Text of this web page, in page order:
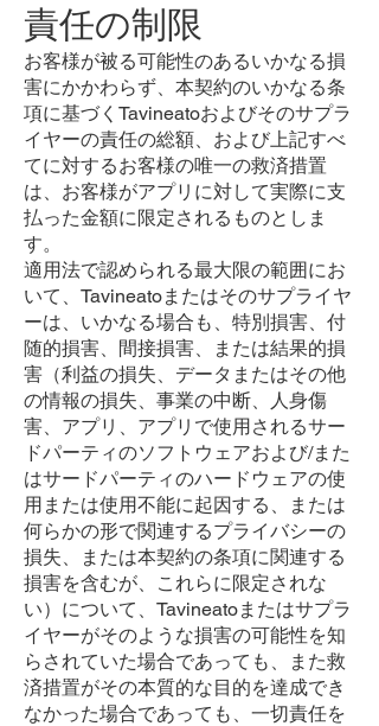
責任の制限
お客様が被る可能性のあるいかなる損
害にかかわらず、本契約のいかなる条
項に基づくTavineatoおよびそのサプラ
イヤーの責任の総額、および上記すべ
てに対するお客様の唯一の救済措置
は、お客様がアプリに対して実際に支
払った金額に限定されるものとしま
す。
適用法で認められる最大限の範囲にお
いて、Tavineatoまたはそのサプライヤ
ーは、いかなる場合も、特別損害、付
随的損害、間接損害、または結果的損
害（利益の損失、データまたはその他
の情報の損失、事業の中断、人身傷
害、アプリ、アプリで使用されるサー
ドパーティのソフトウェアおよび/また
はサードパーティのハードウェアの使
用または使用不能に起因する、または
何らかの形で関連するプライバシーの
損失、または本契約の条項に関連する
損害を含むが、これらに限定されな
い）について、Tavineatoまたはサプラ
イヤーがそのような損害の可能性を知
らされていた場合であっても、また救
済措置がその本質的な目的を達成でき
なかった場合であっても、一切責任を